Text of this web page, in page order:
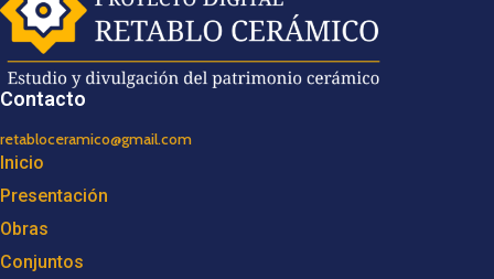
Contacto
retabloceramico@gmail.com
Inicio
Presentación
Obras
Conjuntos